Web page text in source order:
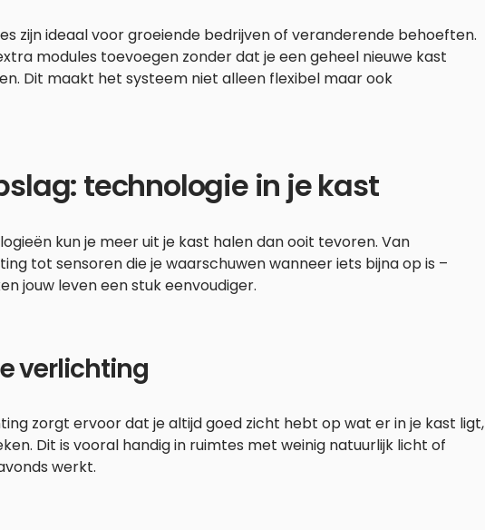
zijn ideaal voor groeiende bedrijven of veranderende behoeften.
modules toevoegen zonder dat je een geheel nieuwe kast
Dit maakt het systeem niet alleen flexibel maar ook
technologie in je kast
kun je meer uit je kast halen dan ooit tevoren. Van
tot sensoren die je waarschuwen wanneer iets bijna op is –
jouw leven een stuk eenvoudiger.
verlichting
zorgt ervoor dat je altijd goed zicht hebt op wat er in je kast ligt,
Dit is vooral handig in ruimtes met weinig natuurlijk licht of
werkt.